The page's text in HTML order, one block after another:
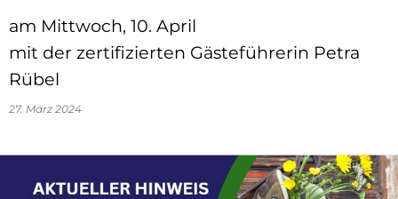
am Mittwoch, 10. April
mit der zertifizierten Gästeführerin Petra
Rübel
27. März 2024